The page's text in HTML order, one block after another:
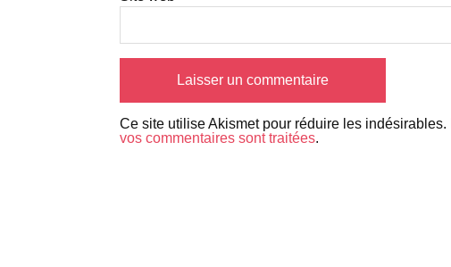
Ce site utilise Akismet pour réduire les indésirables.
vos commentaires sont traitées.